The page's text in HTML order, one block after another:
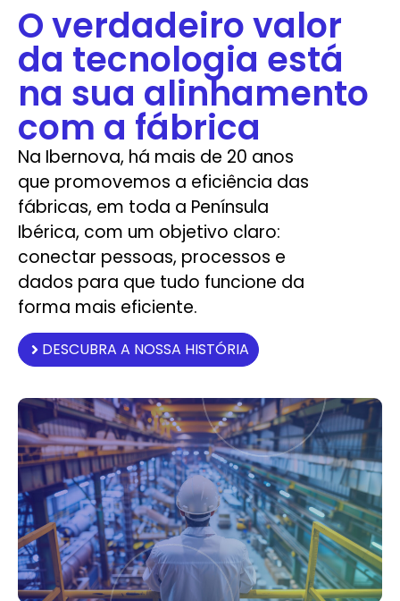
O verdadeiro valor
da tecnologia está
na sua alinhamento
com a fábrica
Na Ibernova, há mais de 20 anos
que promovemos a eficiência das
fábricas, em toda a Península
Ibérica, com um objetivo claro:
conectar pessoas, processos e
dados para que tudo funcione da
forma mais eficiente.
DESCUBRA A NOSSA HISTÓRIA